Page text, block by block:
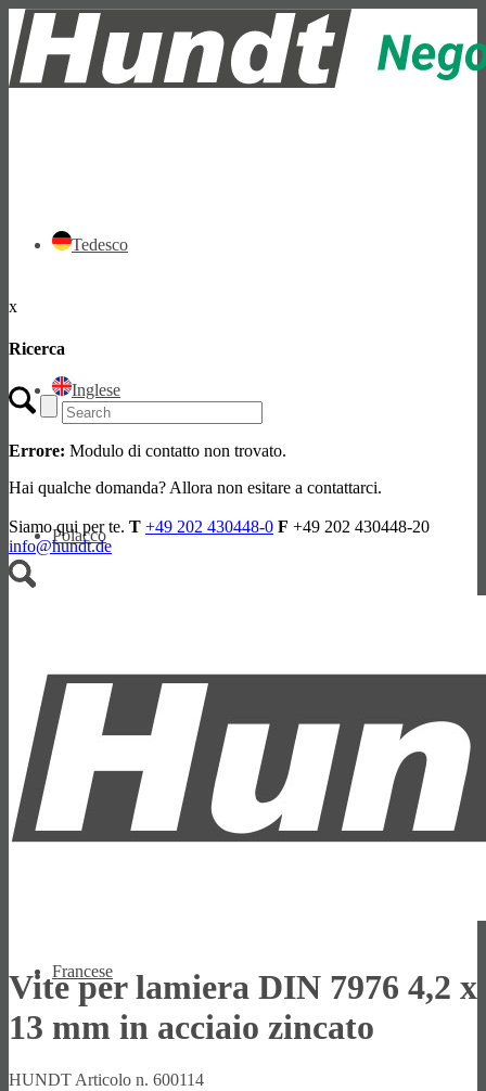
Tedesco
Inglese
Polacco
Ceco
Olandese
Francese
x
Ricerca
Errore: Modulo di contatto non trovato.
Hai qualche domanda? Allora non esitare a contattarci.
Siamo qui per te. T +49 202 430448-0 F +49 202 430448-20
info@hundt.de
Vite per lamiera DIN 7976 4,2 x
13 mm in acciaio zincato
HUNDT Articolo n. 600114